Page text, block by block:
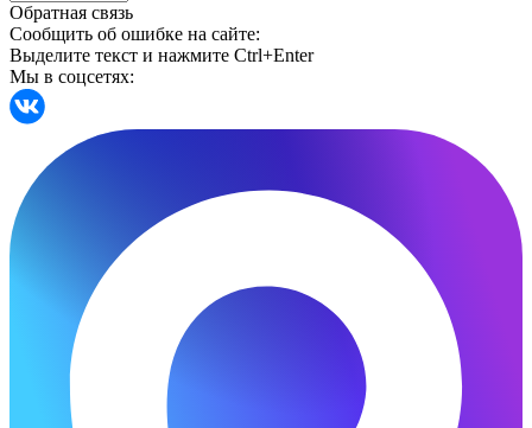
Обратная связь
Сообщить об ошибке на сайте:
Выделите текст и нажмите Ctrl+Enter
Мы в соцсетях: